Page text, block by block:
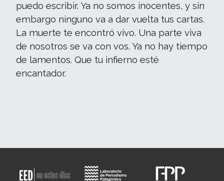
puedo escribir. Ya no somos inocentes, y sin
embargo ninguno va a dar vuelta tus cartas.
La muerte te encontró vivo. Una parte viva
de nosotros se va con vos. Ya no hay tiempo
de lamentos. Que tu infierno esté
encantador.